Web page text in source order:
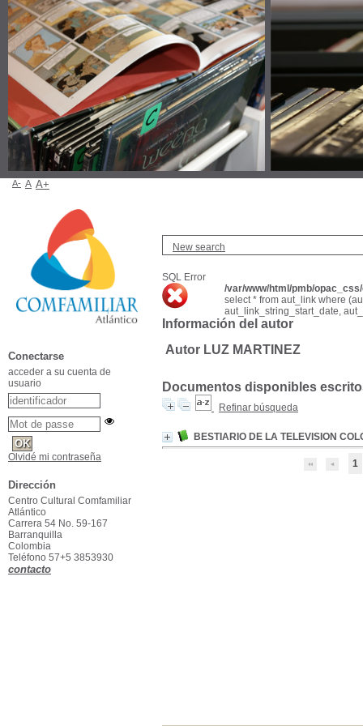
New search
SQL Error
/var/www/html/pmb/
select * from aut_link where
aut_link_string_start_date,
Información del autor
Autor LUZ MARTINEZ
Documentos disponibles
Refinar búsqueda
BESTIARIO DE LA TELEVISION
1
A- A A+
Conectarse
acceder a su cuenta de
usuario
Olvidé mi contraseña
Dirección
Centro Cultural Comfamiliar
Atlántico
Carrera 54 No. 59-167
Barranquilla
Colombia
Teléfono 57+5 3853930
contacto